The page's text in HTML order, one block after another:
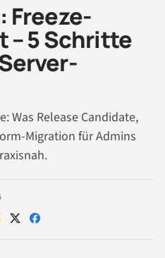
Freeze-
– 5 Schritte
Was Release Candidate,
Migration für Admins
Auf Auf